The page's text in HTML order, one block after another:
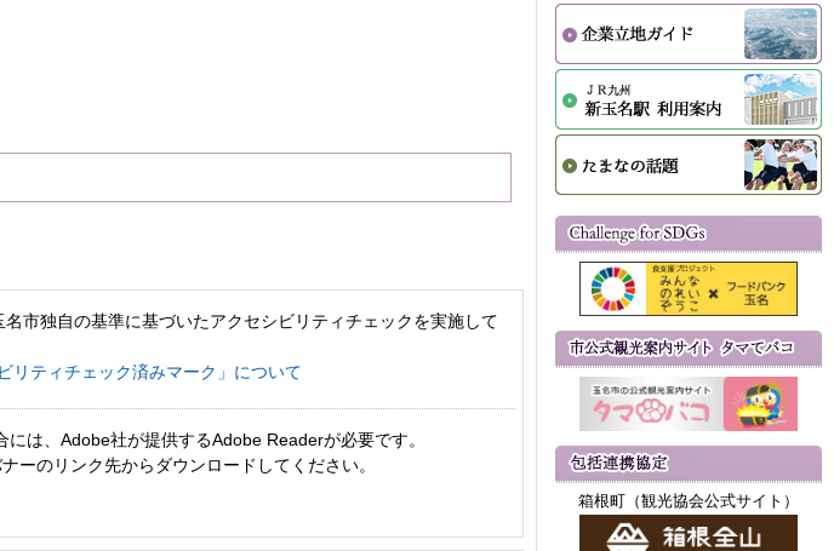
名市独自の基準に基づいたアクセシビリティチェックを実施して
リティチェック済みマーク」について
は、Adobe社が提供するAdobe Readerが必要です。
ーのリンク先からダウンロードしてください。
箱根町（観光協会公式サイト）